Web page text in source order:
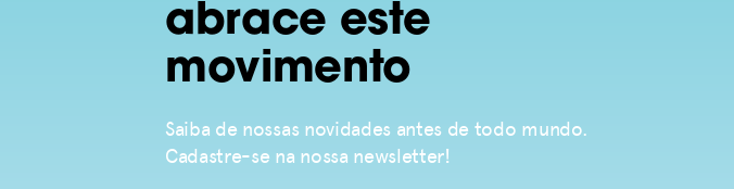
abrace este
movimento
Saiba de nossas novidades antes de todo mundo.
Cadastre-se na nossa newsletter!